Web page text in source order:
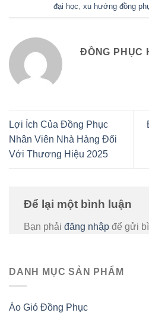
đại học, xu hướng đồng
ĐỒNG PHỤC
Lợi Ích Của Đồng Phục
Nhân Viên Nhà Hàng Đối
Với Thương Hiệu 2025
Để lại một bình luận
Bạn phải đăng nhập để gửi
DANH MỤC SẢN PHẨM
Áo Gió Đồng Phục